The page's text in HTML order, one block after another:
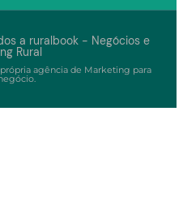
a ruralbook - Negócios e
Rural
agência de Marketing para